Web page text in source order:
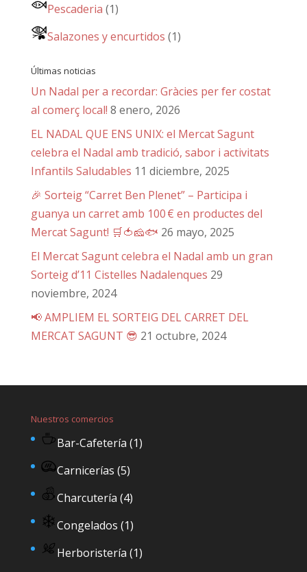
Pescaderia (1)
Salazones y encurtidos (1)
Últimas noticias
Un Nadal per a recordar: Gràcies per fer costat
al comerç local! 8 enero, 2026
EL NADAL QUE ENS UNIX: el Mercat Sagunt
celebra el Nadal amb tradició, sabor i activitats
Infantils Saludables 11 diciembre, 2025
🎉 Sorteig “Carret Ben Plenet” – Participa i
guanya un carret amb 100 € en productes del
Mercat Sagunt! 🛒🍅🧀🐟 26 mayo, 2025
El Mercat Sagunt celebra el Nadal amb un gran
Sorteig d’11 Cistelles Nadalenques 29
noviembre, 2024
📢 AMPLIEM EL SORTEIG DEL CARRET DEL
MERCAT SAGUNT 😎 21 octubre, 2024
Nuestros comercios
Bar-Cafetería (1)
Carnicerías (5)
Charcutería (4)
Congelados (1)
Herboristería (1)